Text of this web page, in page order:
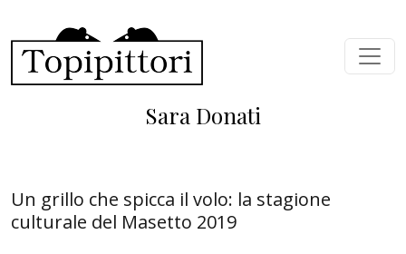
Sara Donati
Un grillo che spicca il volo: la stagione
culturale del Masetto 2019